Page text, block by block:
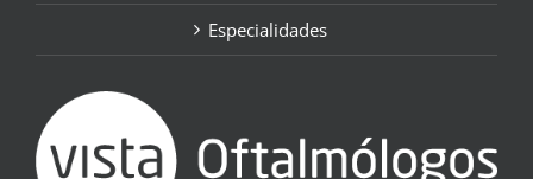
Especialidades